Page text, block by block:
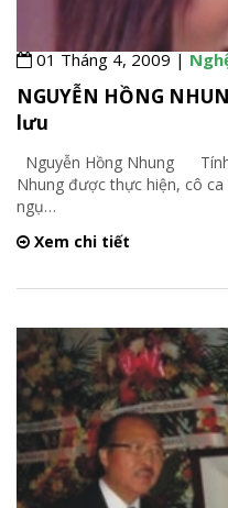
01 Tháng 4, 2009 |
NGUYỄN HỒNG
lưu
Nguyễn Hồng Nhung
Nhung được thực hiện, cô
ngụ…
Xem chi tiết